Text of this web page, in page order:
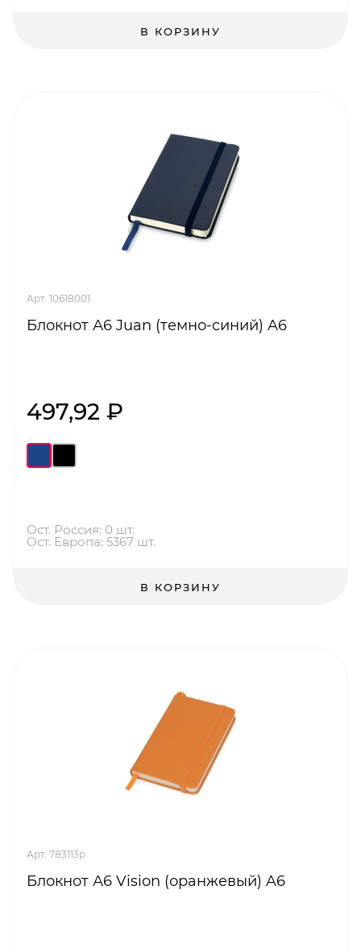
В КОРЗИНУ
Арт. 10618001
Блокнот А6 Juan (темно-синий) A6
497,92 ₽
Ост. Россия: 0 шт.
Ост. Европа: 5367 шт.
В КОРЗИНУ
Арт. 783113p
Блокнот А6 Vision (оранжевый) A6